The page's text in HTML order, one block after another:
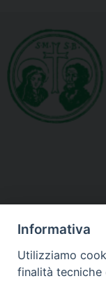
Informativa
Utilizziamo
finalità tecniche